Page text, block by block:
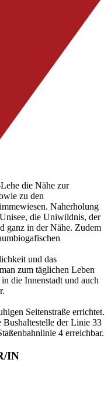
die Nähe zur
zu den
Naherholung
die Uniwildnis, der
ganz in der Nähe. Zudem
und das
zum täglichen Leben
die Innenstadt und auch
Seitenstraße errichtet.
der Linie 33
4 erreichbar.
IN